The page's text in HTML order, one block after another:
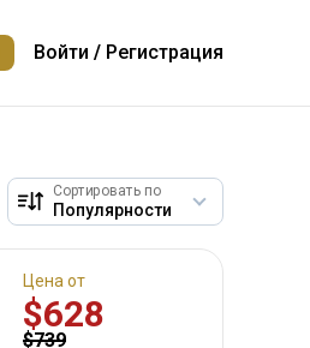
Войти / Регистрация
Сортировать по
Цена от
$628
$739